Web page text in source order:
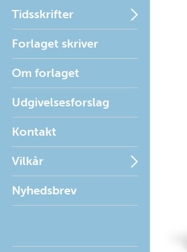
Tidsskrifter
Forlaget skriver
Om forlaget
Udgivelsesforslag
Kontakt
Vilkår
Nyhedsbrev